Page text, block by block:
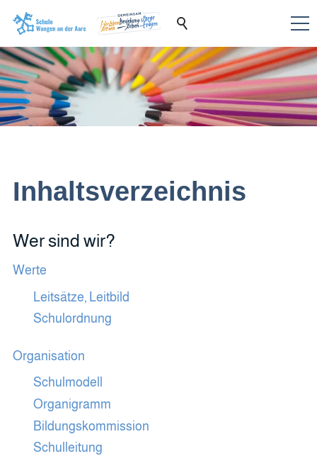
Inhaltsverzeichnis
Wer sind wir?
Werte
Leitsätze, Leitbild
Schulordnung
Organisation
Schulmodell
Organigramm
Bildungskommission
Schulleitung